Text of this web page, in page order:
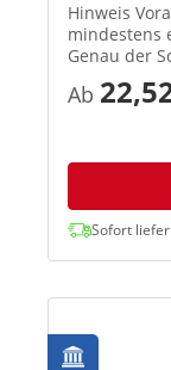
Hinweis
mindestens eine
Genau der
raffinierte
Ab
Sofort